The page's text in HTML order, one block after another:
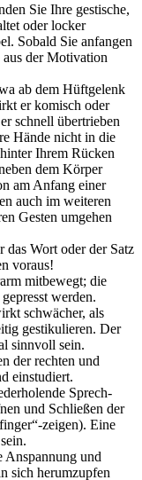
Sie Ihre gestische,
oder locker
Sobald Sie anfangen
aus der Motivation
ab dem Hüftgelenk
er komisch oder
schnell übertrieben
Hände nicht in die
Ihrem Rücken
dem Körper
am Anfang einer
auch im weiteren
Gesten umgehen
das Wort oder der Satz
voraus!
mitbewegt; die
werden.
schwächer, als
gestikulieren. Der
sinnvoll sein.
der rechten und
einstudiert.
Sprech-
und Schließen der
zeigen). Eine
Anspannung und
sich herumzupfen